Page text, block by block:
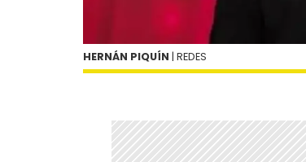
HERNÁN PIQUÍN | REDES